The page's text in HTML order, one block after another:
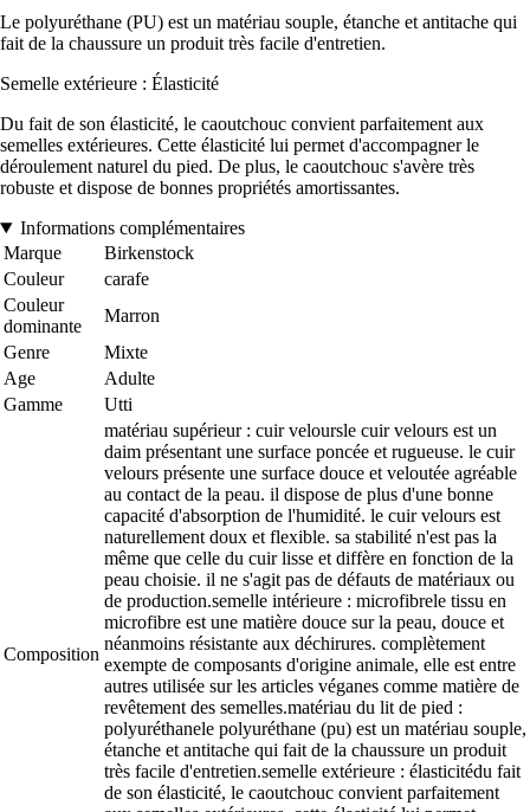
Le polyuréthane (PU) est un matériau souple, étanche et antitache qui
fait de la chaussure un produit très facile d'entretien.
Semelle extérieure : Élasticité
Du fait de son élasticité, le caoutchouc convient parfaitement aux
semelles extérieures. Cette élasticité lui permet d'accompagner le
déroulement naturel du pied. De plus, le caoutchouc s'avère très
robuste et dispose de bonnes propriétés amortissantes.
Informations complémentaires
Marque
Birkenstock
Couleur
carafe
Couleur
dominante
Marron
Genre
Mixte
Age
Adulte
Gamme
Utti
Composition
matériau supérieur : cuir veloursle cuir velours est un
daim présentant une surface poncée et rugueuse. le cuir
velours présente une surface douce et veloutée agréable
au contact de la peau. il dispose de plus d'une bonne
capacité d'absorption de l'humidité. le cuir velours est
naturellement doux et flexible. sa stabilité n'est pas la
même que celle du cuir lisse et diffère en fonction de la
peau choisie. il ne s'agit pas de défauts de matériaux ou
de production.semelle intérieure : microfibrele tissu en
microfibre est une matière douce sur la peau, douce et
néanmoins résistante aux déchirures. complètement
exempte de composants d'origine animale, elle est entre
autres utilisée sur les articles véganes comme matière de
revêtement des semelles.matériau du lit de pied :
polyuréthanele polyuréthane (pu) est un matériau souple,
étanche et antitache qui fait de la chaussure un produit
très facile d'entretien.semelle extérieure : élasticitédu fait
de son élasticité, le caoutchouc convient parfaitement